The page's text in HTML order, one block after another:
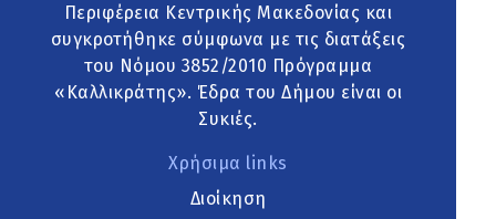
Περιφέρεια Κεντρικής Μακεδονίας και
συγκροτήθηκε σύμφωνα με τις διατάξεις
του Νόμου 3852/2010 Πρόγραμμα
«Καλλικράτης». Έδρα του Δήμου είναι οι
Συκιές.
Χρήσιμα links
Διοίκηση